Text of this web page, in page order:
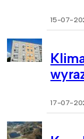
15-07-
17-07-